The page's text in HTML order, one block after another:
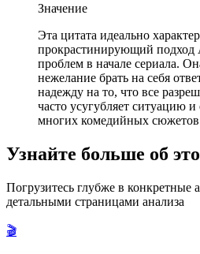
Значение
Эта цитата идеально
прокрастинирующий
проблем в начале сериала.
нежелание брать на себя
надежду на то, что все
часто усугубляет ситуацию и
многих комедийных
Узнайте больше об
Погрузитесь глубже в
детальными страницами анализа
🎬